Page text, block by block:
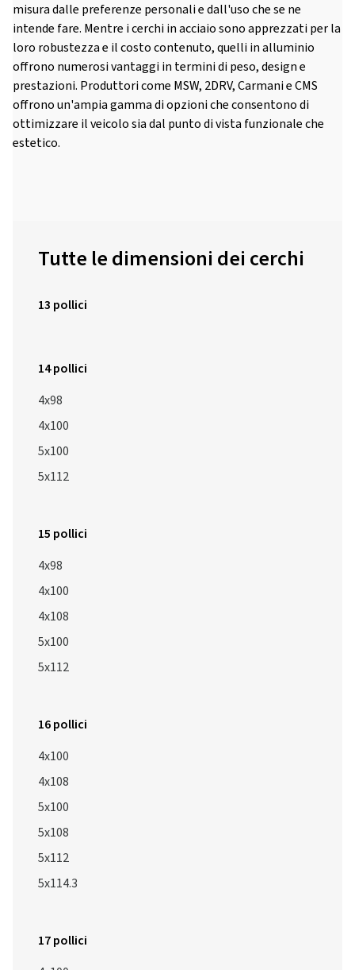
misura dalle preferenze personali e dall'uso che se ne
intende fare. Mentre i cerchi in acciaio sono apprezzati per la
loro robustezza e il costo contenuto, quelli in alluminio
offrono numerosi vantaggi in termini di peso, design e
prestazioni. Produttori come MSW, 2DRV, Carmani e CMS
offrono un'ampia gamma di opzioni che consentono di
ottimizzare il veicolo sia dal punto di vista funzionale che
estetico.
Tutte le dimensioni dei cerchi
13 pollici
14 pollici
4x98
4x100
5x100
5x112
15 pollici
4x98
4x100
4x108
5x100
5x112
16 pollici
4x100
4x108
5x100
5x108
5x112
5x114.3
17 pollici